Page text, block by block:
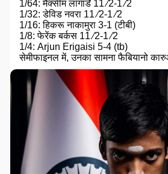
1/64: मैक्सीम लागार्डे 11 ⁄2-1 ⁄2
1/32: डेविड नवरा 11 ⁄2-1 ⁄2
1/16: हिकरू नाकामुरा 3-1 (टीबी)
1/8: फेरेंक बर्कस 11 ⁄2-1 ⁄2
1/4: Arjun Erigaisi 5-4 (tb)
सेमीफाइनल में, उनका सामना फैबियानो